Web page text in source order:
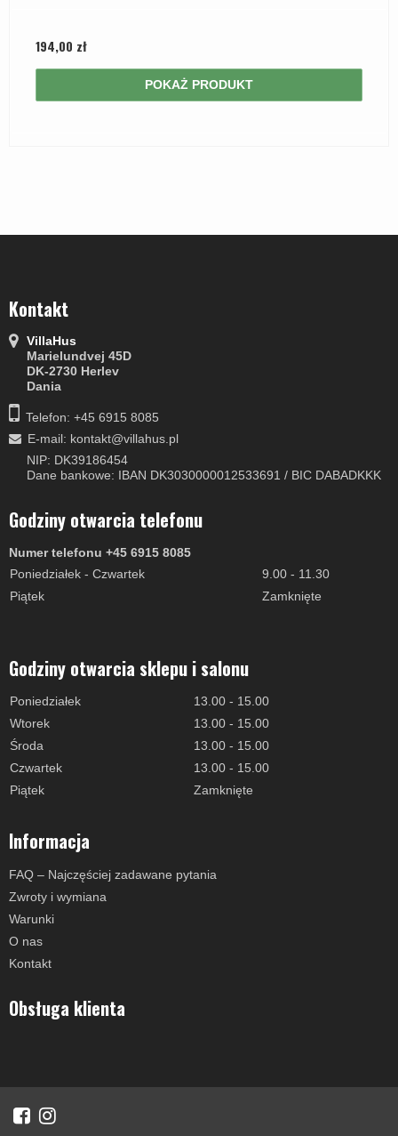
194,00 zł
POKAŻ PRODUKT
Kontakt
VillaHus
Marielundvej 45D
DK-2730 Herlev
Dania
Telefon: +45 6915 8085
E-mail: kontakt@villahus.pl
NIP: DK39186454
Dane bankowe: IBAN DK3030000012533691 / BIC DABADKKK
Godziny otwarcia telefonu
Numer telefonu +45 6915 8085
Poniedziałek - Czwartek
9.00 - 11.30
Piątek
Zamknięte
Godziny otwarcia sklepu i salonu
Poniedziałek
13.00 - 15.00
Wtorek
13.00 - 15.00
Środa
13.00 - 15.00
Czwartek
13.00 - 15.00
Piątek
Zamknięte
Informacja
FAQ – Najczęściej zadawane pytania
Zwroty i wymiana
Warunki
O nas
Kontakt
Obsługa klienta